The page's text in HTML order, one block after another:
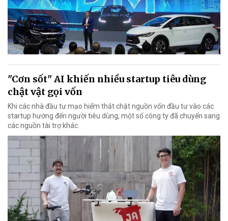
"Cơn sốt" AI khiến nhiều startup tiêu dùng
chật vật gọi vốn
Khi các nhà đầu tư mạo hiểm thắt chặt nguồn vốn đầu tư vào các
startup hướng đến người tiêu dùng, một số công ty đã chuyển sang
các nguồn tài trợ khác.